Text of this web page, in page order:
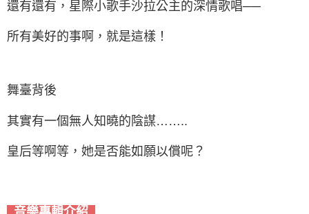
還有還有，星際小歌手沙拉公主的深情歌唱──
所有美好的事啊，就是這樣！
舞臺背後
其實有一個無人知曉的陰謀……..
皇后等啊等，她是否能如願以償呢？